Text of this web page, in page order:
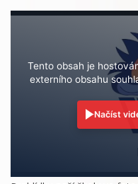
Tento obsah je
externího obsahu
Načíst